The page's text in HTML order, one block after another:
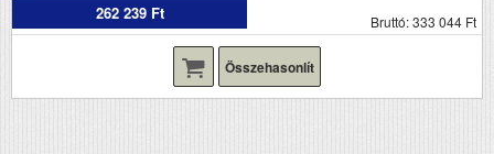
262 239 Ft
Bruttó: 333 044 Ft
Összehasonlít